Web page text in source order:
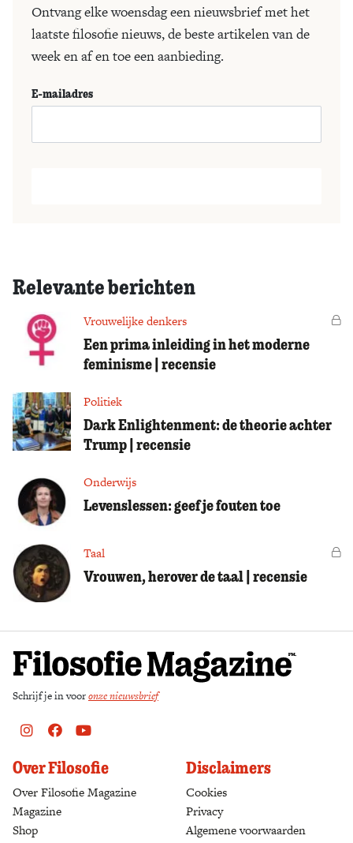
Ontvang elke woensdag een nieuwsbrief met het
laatste filosofie nieuws, de beste artikelen van de
week en af en toe een aanbieding.
E-mailadres
Relevante berichten
Vrouwelijke denkers
Een prima inleiding in het moderne
feminisme | recensie
Politiek
Dark Enlightenment: de theorie achter
Trump | recensie
Onderwijs
Levenslessen: geef je fouten toe
Taal
Vrouwen, herover de taal | recensie
Schrijf je in vooronze nieuwsbrief
Instagram
FacebookYoutube
Over Filosofie
Over Filosofie Magazine
Magazine
Shop
Disclaimers
Cookies
Privacy
Algemene voorwaarden